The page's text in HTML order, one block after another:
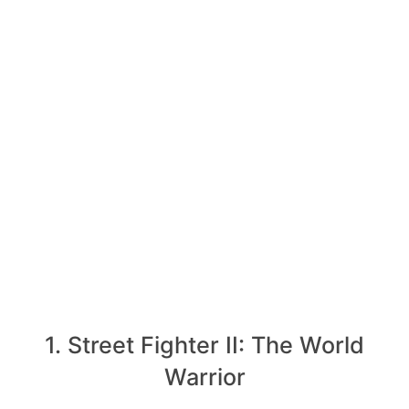
1. Street Fighter II: The World
Warrior